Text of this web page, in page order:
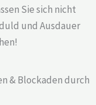
Sie sich nicht
und Ausdauer